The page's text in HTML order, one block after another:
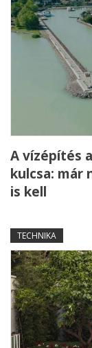
A vízépítés
kulcsa: már
is kell
TECHNIKA